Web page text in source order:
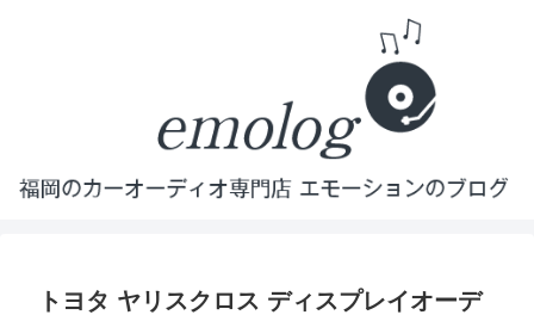
トヨタ ヤリスクロス ディスプレイオーデ